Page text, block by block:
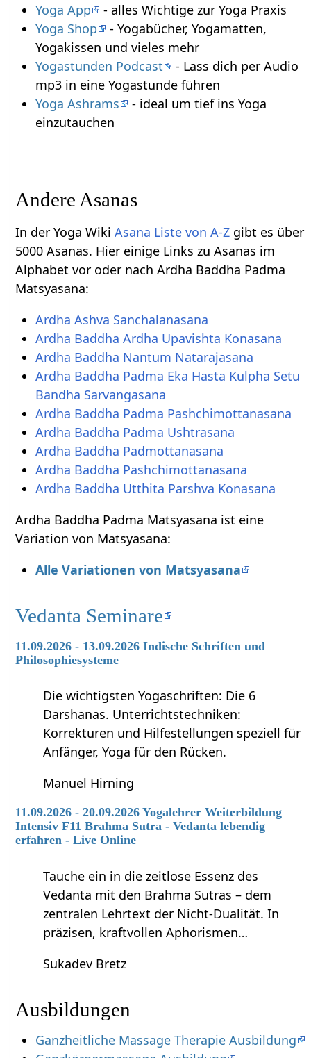
Yoga App
- alles Wichtige zur Yoga Praxis
Yoga Shop
- Yogabücher, Yogamatten,
Yogakissen und vieles mehr
Yogastunden Podcast
- Lass dich per Audio
mp3 in eine Yogastunde führen
Yoga Ashrams
- ideal um tief ins Yoga
einzutauchen
Andere Asanas
In der Yoga WikiAsana Liste von A-Z gibt es über
5000 Asanas. Hier einige Links zu Asanas im
Alphabet vor oder nach Ardha Baddha Padma
Matsyasana:
Ardha Ashva Sanchalanasana
Ardha Baddha Ardha Upavishta Konasana
Ardha Baddha Nantum Natarajasana
Ardha Baddha Padma Eka Hasta Kulpha Setu
Bandha Sarvangasana
Ardha Baddha Padma Pashchimottanasana
Ardha Baddha Padma Ushtrasana
Ardha Baddha Padmottanasana
Ardha Baddha Pashchimottanasana
Ardha Baddha Utthita Parshva Konasana
Ardha Baddha Padma Matsyasana ist eine
Variation von Matsyasana:
Alle Variationen von Matsyasana
Vedanta Seminare
11.09.2026 - 13.09.2026 Indische Schriften und
Philosophiesysteme
Die wichtigsten Yogaschriften: Die 6
Darshanas. Unterrichtstechniken:
Korrekturen und Hilfestellungen speziell für
Anfänger, Yoga für den Rücken.
Manuel Hirning
11.09.2026 - 20.09.2026 Yogalehrer Weiterbildung
Intensiv F11 Brahma Sutra - Vedanta lebendig
erfahren - Live Online
Tauche ein in die zeitlose Essenz des
Vedanta mit den Brahma Sutras – dem
zentralen Lehrtext der Nicht-Dualität. In
präzisen, kraftvollen Aphorismen…
Sukadev Bretz
Ausbildungen
Ganzheitliche Massage Therapie Ausbildung